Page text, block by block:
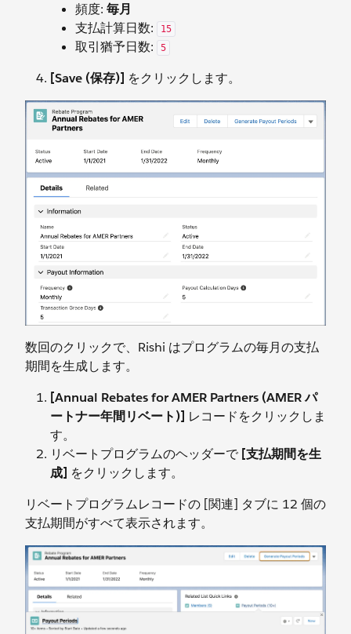
頻度: 毎月
支払計算日数:
15
取引猶予日数: 5
[Save (保存)] をクリックします。
数回のクリックで、Rishi はプログラムの毎月の支払
期間を生成します。
[Annual Rebates for AMER Partners (AMER パ
ートナー年間リベート)] レコードをクリックしま
す。
リベートプログラムのヘッダーで [支払期間を生
成] をクリックします。
リベートプログラムレコードの [関連] タブに 12 個の
支払期間がすべて表示されます。